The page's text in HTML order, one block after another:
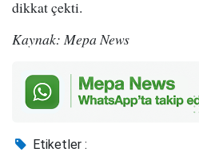
dikkat çekti.
Kaynak: Mepa News
Etiketler :